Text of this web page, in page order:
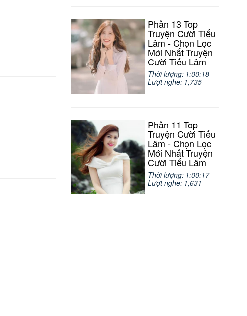
Phần 13 Top
Truyện Cười Tiếu
Lâm - Chọn Lọc
Mới Nhất Truyện
Cười Tiếu Lâm
Thời lượng: 1:00:18
Lượt nghe: 1,735
Phần 11 Top
Truyện Cười Tiếu
Lâm - Chọn Lọc
Mới Nhất Truyện
Cười Tiếu Lâm
Thời lượng: 1:00:17
Lượt nghe: 1,631